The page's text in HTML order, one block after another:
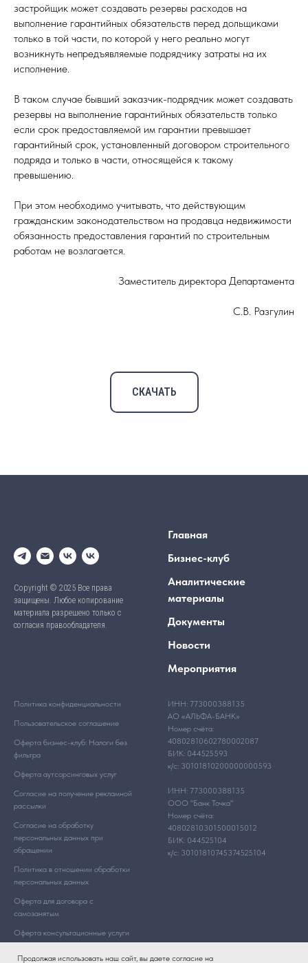
застройщик может создавать резервы расходов на
выполнение гарантийных обязательств перед дольщиками
только в той части, по которой у него реально могут
возникнуть непредъявляемые подрядчику затраты на их
исполнение.
В таком случае бывший заказчик-подрядчик может создавать
резервы на выполнение гарантийных обязательств только
если срок предоставляемой им гарантии превышает
гарантийный срок, установленный договором строительного
подряда и только в части, относящейся к такому
превышению.
При этом необходимо учитывать, что действующим
гражданским законодательством на продавца недвижимости
обязанность предоставления гарантий по строительным
работам не возлагается.
Заместитель директора Департамента
С.В. Разгулин
СКАЧАТЬ
Продолжая использовать наш сайт, вы даете согласие на
Copyright © 2025 Все права
защищены. Любое копирование
материала разрешено только с
согласия правообладателя.
Главная
Бизнес-клуб
Аналитические
материалы
Документы
Новости
Мероприятия
Политика конфиденциальности
Пользовательское соглашение
Оферта бизнес-клуб: Налоги без
фильтра
Оферта аутсорсинговых услуг
Согласие на получение рекламной
рассылки
Согласие на обработку
персональных данных при
обращении
Политика в отношении обработки
персональных данных
Оферта для договора с
самозанятым
Оферта консультационные услуги
ИНН: 773000388135
АО «АЛЬФА-БАНК»
Номер счёта:
40802810602780002087
БИК: 044525593
к/с: 30101810200000000593
ИНН: 773000388135
ООО "Банк Точка"
Номер счёта:
40802810301500015012
БИК: 044525104
к/с: 30101810745374525104